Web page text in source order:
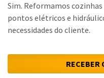
Sim. Reformamos
pontos elétricos e
necessidades do cliente.
RECEBER